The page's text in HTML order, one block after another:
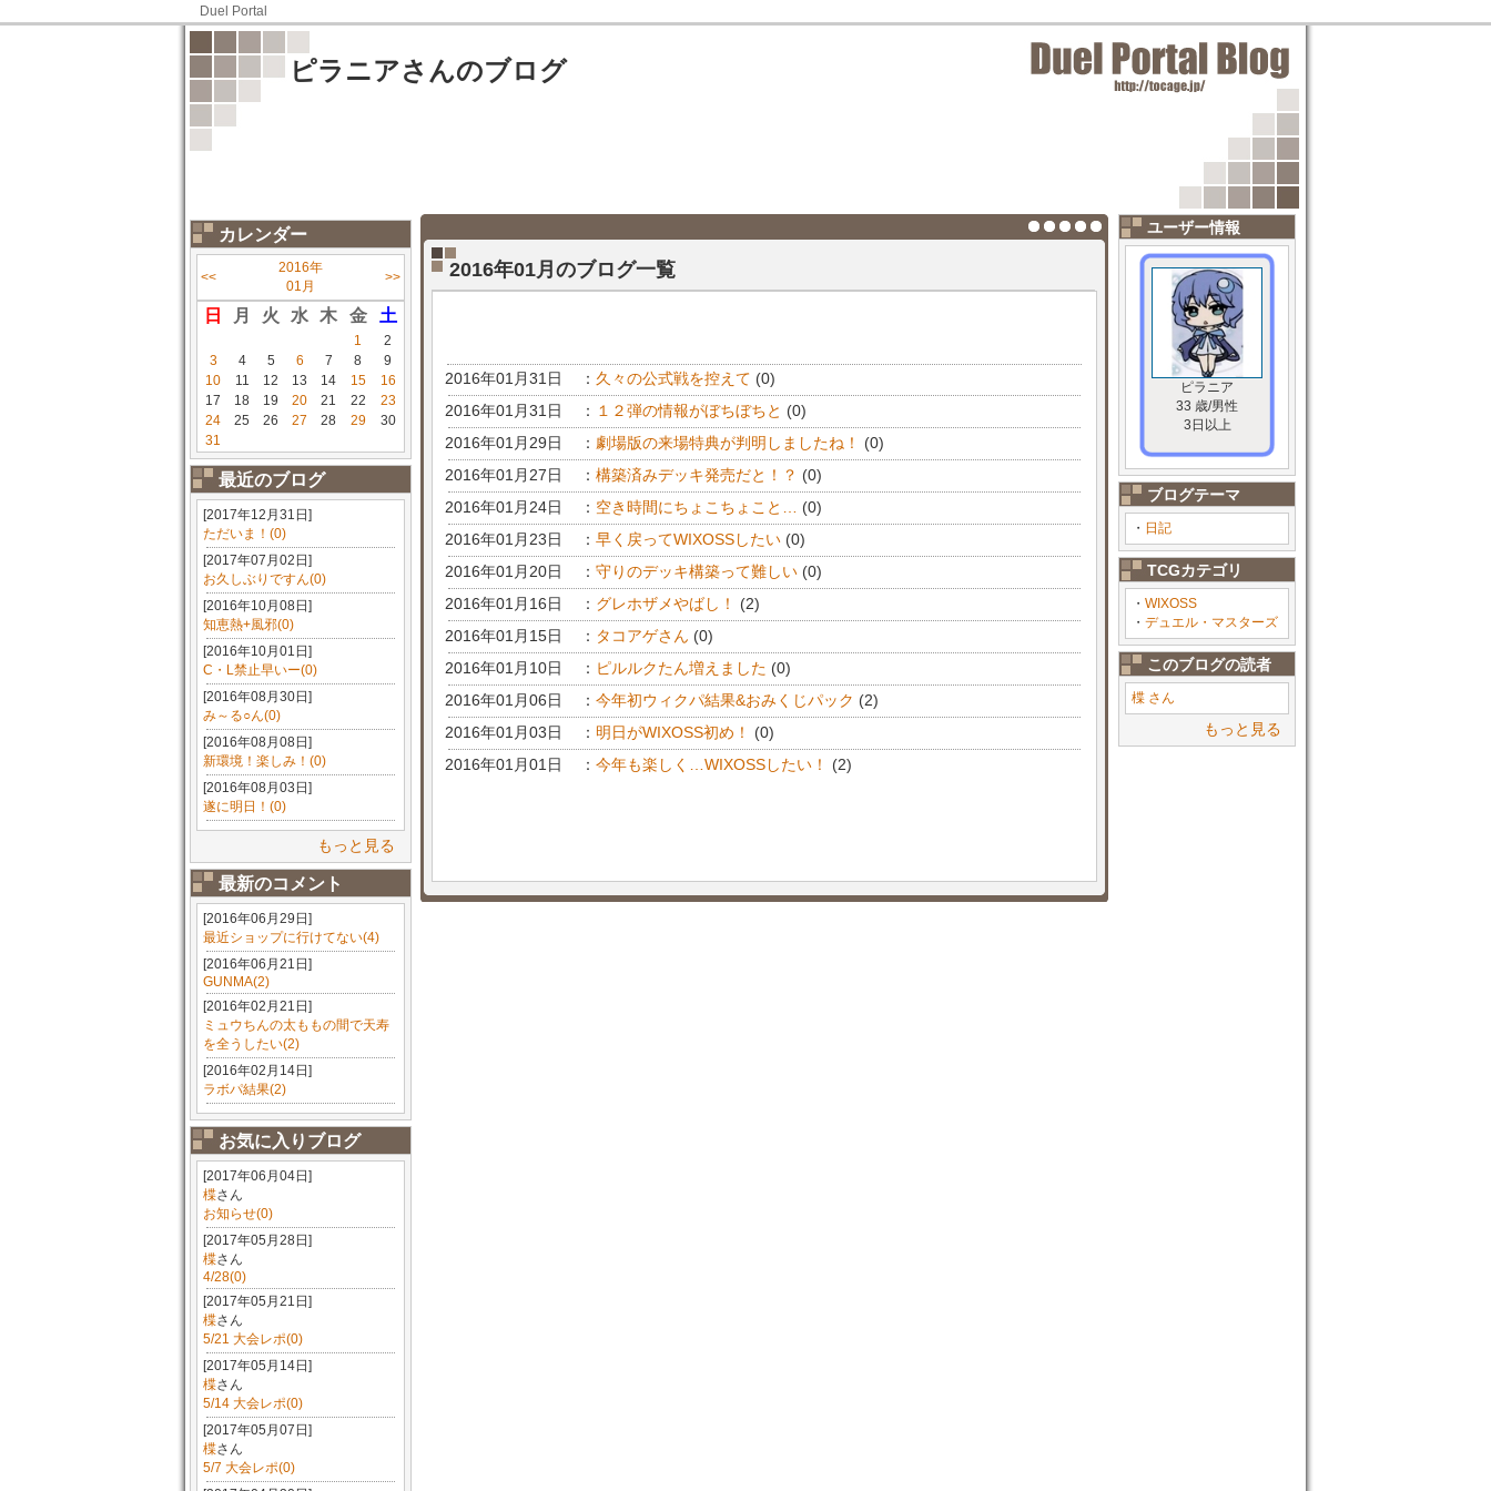
Duel Portal
ピラニアさんのブログ
カレンダー
<<
2016年
01月
>>
日 月 火 水 木 金 土
1
2
3
4 5 6 7 8
9
10
11 12 13 14 15
16
17
18 19 20 21 22
23
24
25 26 27 28 29
30
31
最近のブログ
[2017年12月31日]
ただいま！(0)
[2017年07月02日]
お久しぶりですん(0)
[2016年10月08日]
知恵熱+風邪(0)
[2016年10月01日]
C・L禁止早いー(0)
[2016年08月30日]
み～る○ん(0)
[2016年08月08日]
新環境！楽しみ！(0)
[2016年08月03日]
遂に明日！(0)
もっと見る
最新のコメント
[2016年06月29日]
最近ショップに行けてない(4)
[2016年06月21日]
GUNMA(2)
[2016年02月21日]
ミュウちんの太ももの間で天寿
を全うしたい(2)
[2016年02月14日]
ラボパ結果(2)
お気に入りブログ
[2017年06月04日]
楪さん
お知らせ(0)
[2017年05月28日]
楪さん
4/28(0)
[2017年05月21日]
楪さん
5/21 大会レポ(0)
[2017年05月14日]
楪さん
5/14 大会レポ(0)
[2017年05月07日]
楪さん
5/7 大会レポ(0)
ユーザー情報
ピラニア
33 歳/男性
3日以上
ブログテーマ
・ 日記
TCGカテゴリ
・ WIXOSS
・ デュエル・マスターズ
このブログの読者
楪 さん
もっと見る
2016年01月のブログ一覧
2016年01月31日 ： 久々の公式戦を控えて (0)
2016年01月31日
： １２弾の情報がぼちぼちと (0)
2016年01月29日
： 劇場版の来場特典が判明しましたね！
(0)
2016年01月27日
： 構築済みデッキ発売だと！？ (0)
2016年01月24日
： 空き時間にちょこちょこと…
(0)
2016年01月23日
： 早く戻ってWIXOSSしたい (0)
2016年01月20日
： 守りのデッキ構築って難しい (0)
2016年01月16日
： グレホザメやばし！
(2)
2016年01月15日
： タコアゲさん (0)
2016年01月10日
： ピルルクたん増えました (0)
2016年01月06日
： 今年初ウィクパ結果&おみくじパック (2)
2016年01月03日
： 明日がWIXOSS初め！
(0)
2016年01月01日
： 今年も楽しく…WIXOSSしたい！ (2)